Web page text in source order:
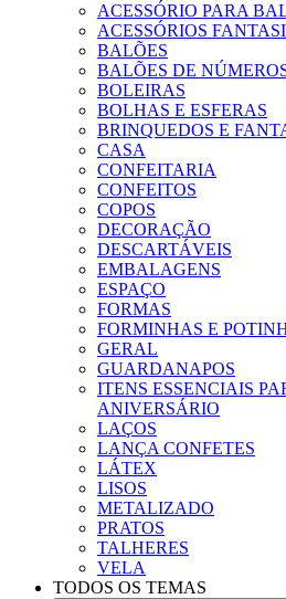
ACESSÓRIO PARA
ACESSÓRIOS
BALÕES
BALÕES DE
BOLEIRAS
BOLHAS E ESFERAS
BRINQUEDOS E
CASA
CONFEITARIA
CONFEITOS
COPOS
DECORAÇÃO
DESCARTÁVEIS
EMBALAGENS
ESPAÇO
FORMAS
FORMINHAS E
GERAL
GUARDANAPOS
ITENS ESSENCIAIS
ANIVERSÁRIO
LAÇOS
LANÇA CONFETES
LÁTEX
LISOS
METALIZADO
PRATOS
TALHERES
VELA
TODOS OS TEMAS